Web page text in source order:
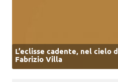
L’eclisse cadente, nel cielo
Fabrizio Villa